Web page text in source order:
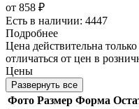
от 858 ₽
Есть в наличии: 4447
Подробнее
Цена действительна
отличаться от цен в
Цены
Развернуть все
Фото Размер Форма